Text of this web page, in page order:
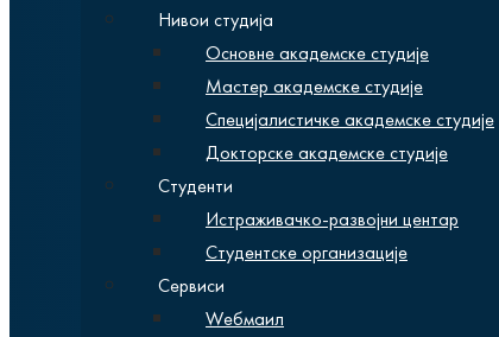
Нивои студија
Основне академске студије
Мастер академске студије
Специјалистичке академске студије
Докторске академске студије
Студенти
Истраживачко-развојни центар
Студентске организације
Сервиси
Wебмаил